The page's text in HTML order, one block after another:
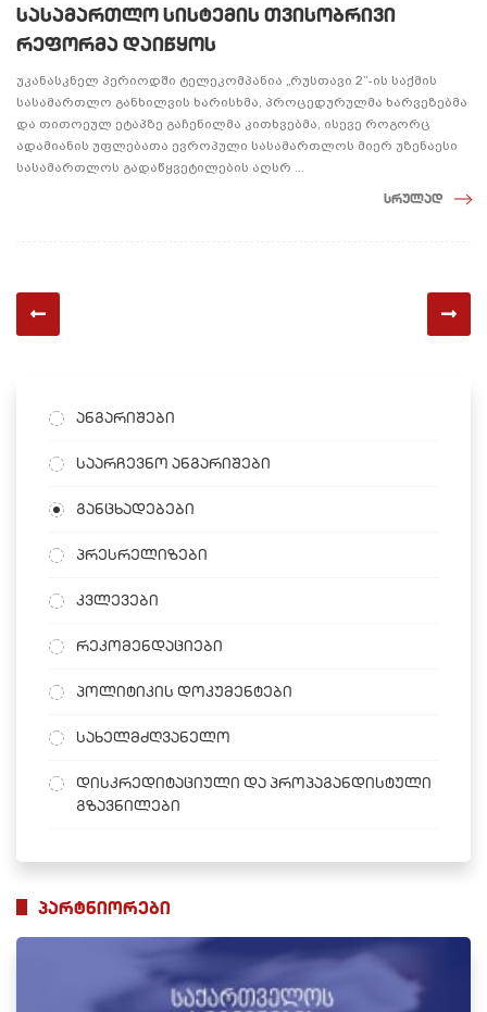
სასამართლო სისტემის თვისობრივი
რეფორმა დაიწყოს
უკანასკნელ პერიოდში ტელეკომპანია „რუსთავი 2”-ის საქმის
სასამართლო განხილვის ხარისხმა, პროცედურულმა ხარვეზებმა
და თითოეულ ეტაპზე გაჩენილმა კითხვებმა, ისევე როგორც
ადამიანის უფლებათა ევროპული სასამართლოს მიერ უზენაესი
სასამართლოს გადაწყვეტილების აღსრ ...
სრულად
ანგარიშები
საარჩევნო ანგარიშები
განცხადებები
პრესრელიზები
კვლევები
რეკომენდაციები
პოლიტიკის დოკუმენტები
სახელმძღვანელო
დისკრედიტაციული და პროპაგანდისტული
გზავნილები
პარტნიორები